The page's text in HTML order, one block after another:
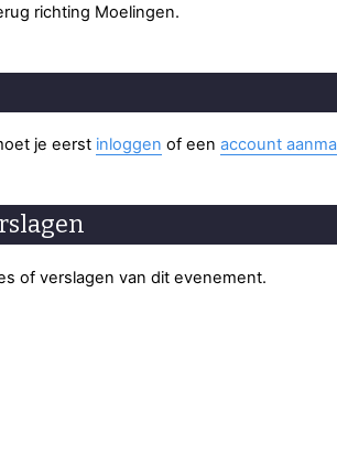
richting Moelingen.
je eerst inloggen of een account
of verslagen van dit evenement.